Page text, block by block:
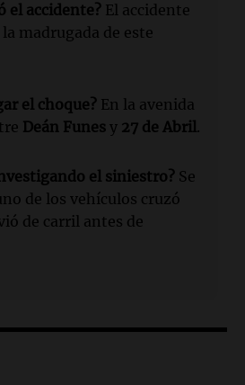
el accidente? El accidente
madrugada de este
el choque? En la avenida
Deán Funes y 27 de Abril.
el siniestro? Se
de los vehículos cruzó
de carril antes de